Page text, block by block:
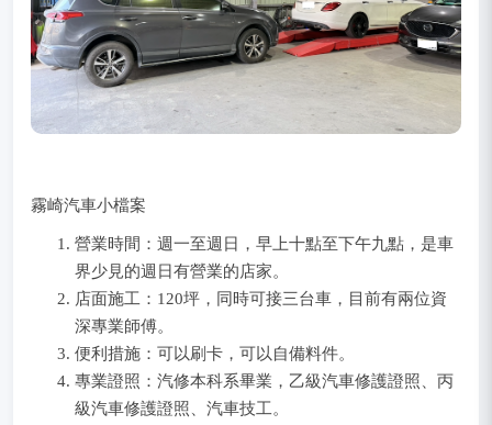
霧崎汽車小檔案
營業時間：週一至週日，早上十點至下午九點，是車
界少見的週日有營業的店家。
店面施工：120坪，同時可接三台車，目前有兩位資
深專業師傅。
便利措施：可以刷卡，可以自備料件。
專業證照：汽修本科系畢業，乙級汽車修護證照、丙
級汽車修護證照、汽車技工。